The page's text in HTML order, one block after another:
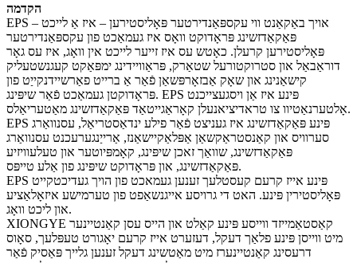
הקדמה
EPS – אויך באַקאַנט ווי עקספּאַנדירטער פּאָליסטירען – איז אַ לייכט
פּאַקאַדזשינג פּראָדוקט וואָס איז געמאַכט פון עקספּאַנדירטער
פּאָליסטירען קרעלן. כאָטש עס איז זייער לייכט אין וואָג, איז עס גאָר
דוראַבאַל און סטרוקטורעל שטאַרק, פּראַוויידינג ימפּאַקט קעגנשטעליק
קישאַנינג און שאָק אַבזאָרפּשאַן פֿאַר אַ ברייט פאַרשיידנקייַט פון
פּראָדוקטן געמאַכט פֿאַר שיפּינג. EPS פּינע איז אַן ויסגעצייכנט
אָלטערנאַטיוו צו טראדיציאנעלן קאָראַגייטאַד פּאַקאַדזשינג מאַטעריאַלס.
EPS פּינע פּאַקאַדזשינג איז געניצט פֿאַר פילע ינדאַסטריאַל, עסנוואַרג
סערוויס און קאַנסטראַקשאַן אַפּלאַקיישאַנז, אַרייַנגערעכנט עסנוואַרג
פּאַקאַדזשינג, שוואַך זאכן שיפּינג, קאָמפּיוטער און טעלעוויזיע
פּאַקאַדזשינג, און פּראָדוקט שיפּינג פון אַלע טייפּס.
EPS פּינע אייז קרעם קעסטלעך זענען געמאכט פון הויך געדיכטקייט
פּאָליסטירין פּינע. האט די גרויסע אייגנשאַפט פון טערמישע איזאָלאַציע
און ליכט וואָג.
XIONGYE קאַסטאַמייזד ווייסע פּינע קאַלט און הייס עסן קאַנטיינער
מיט ווייסן פּינע פלאַך דעקל, דעזערט אייז קרעם יאָגורט טעפּלעך, סאָוס
דרעסינג קאַנטיינערז מיט מאַטשינג דעקל זענען גלייך פּאַסיק פֿאַר